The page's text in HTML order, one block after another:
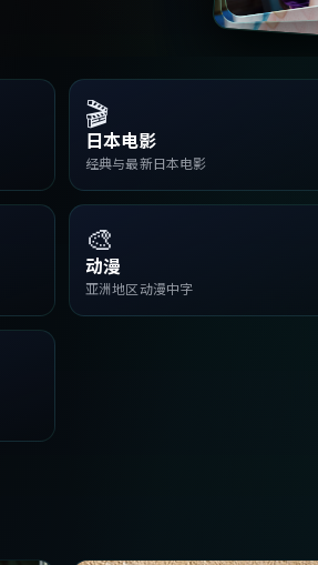
🎬
日本电影
经典与最新日本电影
🎨
动漫
亚洲地区动漫中字